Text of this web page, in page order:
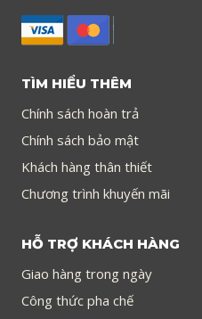
TÌM HIỂU THÊM
Chính sách hoàn trả
Chính sách bảo mật
Khách hàng thân thiết
Chương trình khuyến mãi
HỖ TRỢ KHÁCH HÀNG
Giao hàng trong ngày
Công thức pha chế